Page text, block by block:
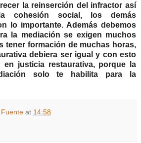
la reinserción del infractor así
cohesión social, los demás
lo importante. Además debemos
la mediación se exigen muchos
tener formación de muchas horas,
debiera ser igual y con esto
en justicia restaurativa, porque la
solo te habilita para la
at 14:58